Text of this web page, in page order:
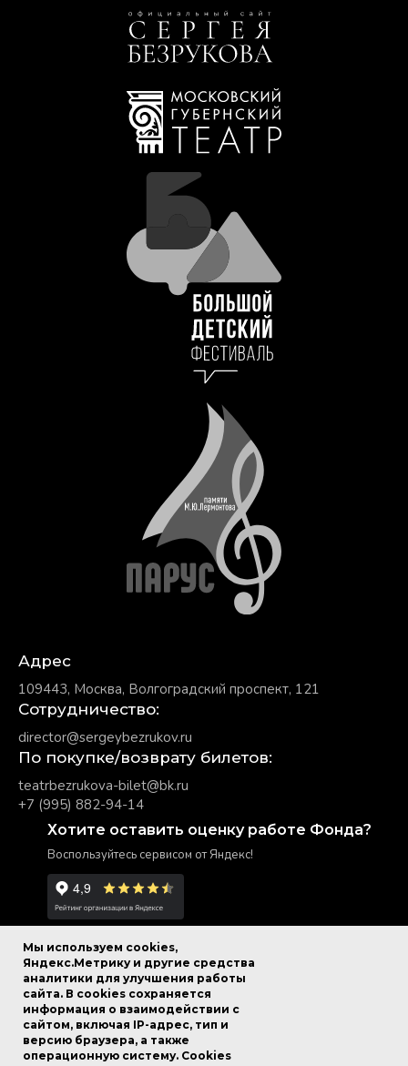
Мы используем cookies,
Яндекс.Метрику и другие средства
аналитики для улучшения работы
сайта. В cookies сохраняется
информация о взаимодействии с
сайтом, включая IP-адрес, тип и
версию браузера, а также
операционную систему. Cookies
Адрес
109443, Москва, Волгоградский проспект, 121
Сотрудничество:
director@sergeybezrukov.ru
По покупке/возврату билетов:
teatrbezrukova-bilet@bk.ru
+7 (995) 882-94-14
Хотите оставить оценку работе Фонда?
Воспользуйтесь сервисом от Яндекс!
© Фонд Сергея Безрукова.
Все права защищены.
Политика в отношении обработки персональных данных